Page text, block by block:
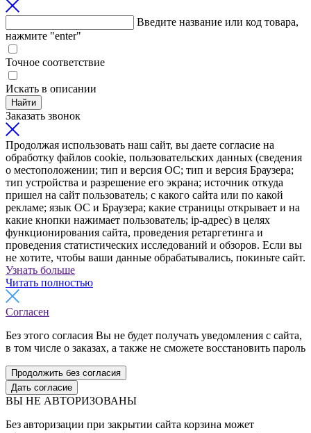
Введите название или код товара,
нажмите "enter"
Точное соответствие
Искать в описании
Найти
Заказать звонок
Продолжая использовать наш сайт, вы даете согласие на
обработку файлов cookie, пользовательских данных (сведения
о местоположении; тип и версия ОС; тип и версия Браузера;
тип устройства и разрешение его экрана; источник откуда
пришел на сайт пользователь; с какого сайта или по какой
рекламе; язык ОС и Браузера; какие страницы открывает и на
какие кнопки нажимает пользователь; ip-адрес) в целях
функционирования сайта, проведения ретаргетинга и
проведения статистических исследований и обзоров. Если вы
не хотите, чтобы ваши данные обрабатывались, покиньте сайт.
Узнать больше
Читать полностью
Согласен
Без этого согласия Вы не будет получать уведомления с сайта,
в том числе о заказах, а также не сможете восстановить пароль
Продолжить без согласия
Дать согласие
ВЫ НЕ АВТОРИЗОВАНЫ
Без авторизации при закрытии сайта корзина может